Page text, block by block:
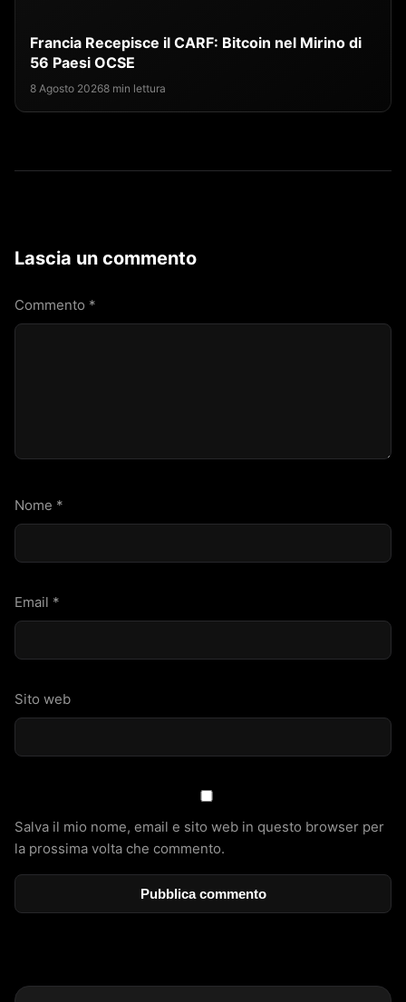
Francia Recepisce il CARF: Bitcoin nel Mirino di
56 Paesi OCSE
8 Agosto 20268 min lettura
Lascia un commento
Commento *
Nome *
Email *
Sito web
Salva il mio nome, email e sito web in questo browser per
la prossima volta che commento.